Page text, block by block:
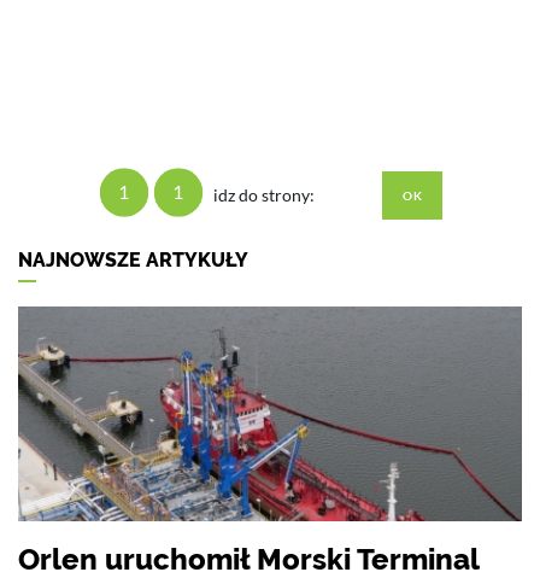
1 1 idz do strony:
NAJNOWSZE ARTYKUŁY
Orlen uruchomił Morski Terminal